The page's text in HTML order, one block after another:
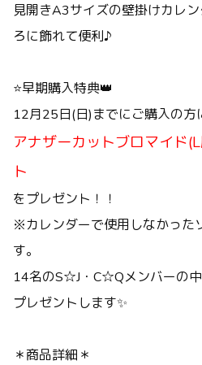
見開きA3サイズの壁掛けカレ
ろに飾れて便利♪
⭐早期購入特典👑
12月25日(日)までにご購入の方
アナザーカットブロマイド
ト
をプレゼント！！
※カレンダーで使用しなかった
す。
14名のS☆J・C☆Qメンバーの
プレゼントします✨
＊商品詳細＊